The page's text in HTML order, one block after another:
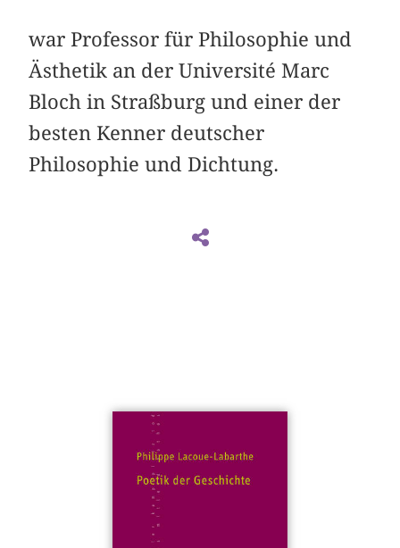
war Professor für Philosophie und
Ästhetik an der Université Marc
Bloch in Straßburg und einer der
besten Kenner deutscher
Philosophie und Dichtung.